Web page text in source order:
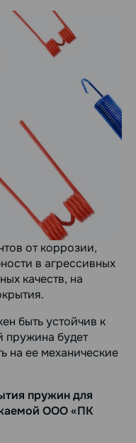
от коррозии,
в агрессивных
качеств, на
быть устойчив к
пружина будет
на ее механические
пружин для
ООО «ПК